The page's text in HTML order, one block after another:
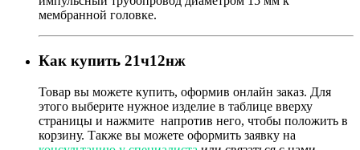
мембранной головке.
Как купить 21ч12нж
Товар вы можете купить, оформив онлайн заказ. Для
этого выберите нужное изделие в таблице вверху
страницы и нажмите напротив него, чтобы положить в
корзину. Также вы можете оформить заявку на